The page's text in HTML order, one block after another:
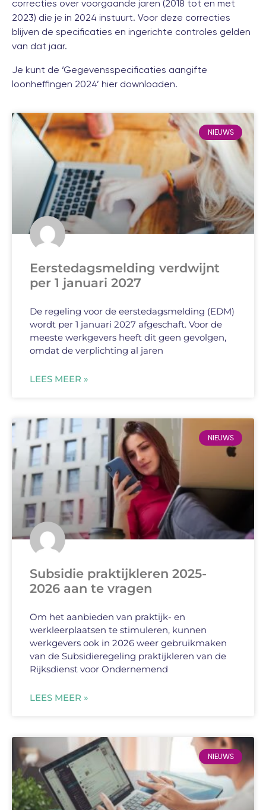
correcties over voorgaande jaren (2018 tot en met
2023) die je in 2024 instuurt. Voor deze correcties
blijven de specificaties en ingerichte controles gelden
van dat jaar.
Je kunt de ‘Gegevensspecificaties aangifte
loonheffingen 2024’ hier downloaden.
NIEUWS
Eerstedagsmelding verdwijnt
per 1 januari 2027
De regeling voor de eerstedagsmelding (EDM)
wordt per 1 januari 2027 afgeschaft. Voor de
meeste werkgevers heeft dit geen gevolgen,
omdat de verplichting al jaren
LEES MEER »
NIEUWS
Subsidie praktijkleren 2025-
2026 aan te vragen
Om het aanbieden van praktijk- en
werkleerplaatsen te stimuleren, kunnen
werkgevers ook in 2026 weer gebruikmaken
van de Subsidieregeling praktijkleren van de
Rijksdienst voor Ondernemend
LEES MEER »
NIEUWS